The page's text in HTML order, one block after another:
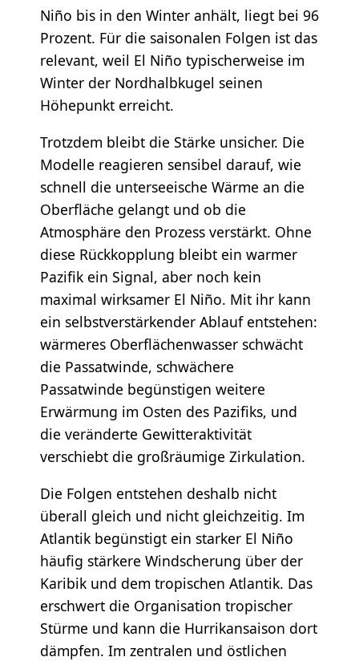
Niño bis in den Winter anhält, liegt bei 96
Prozent. Für die saisonalen Folgen ist das
relevant, weil El Niño typischerweise im
Winter der Nordhalbkugel seinen
Höhepunkt erreicht.
Trotzdem bleibt die Stärke unsicher. Die
Modelle reagieren sensibel darauf, wie
schnell die unterseeische Wärme an die
Oberfläche gelangt und ob die
Atmosphäre den Prozess verstärkt. Ohne
diese Rückkopplung bleibt ein warmer
Pazifik ein Signal, aber noch kein
maximal wirksamer El Niño. Mit ihr kann
ein selbstverstärkender Ablauf entstehen:
wärmeres Oberflächenwasser schwächt
die Passatwinde, schwächere
Passatwinde begünstigen weitere
Erwärmung im Osten des Pazifiks, und
die veränderte Gewitteraktivität
verschiebt die großräumige Zirkulation.
Die Folgen entstehen deshalb nicht
überall gleich und nicht gleichzeitig. Im
Atlantik begünstigt ein starker El Niño
häufig stärkere Windscherung über der
Karibik und dem tropischen Atlantik. Das
erschwert die Organisation tropischer
Stürme und kann die Hurrikansaison dort
dämpfen. Im zentralen und östlichen